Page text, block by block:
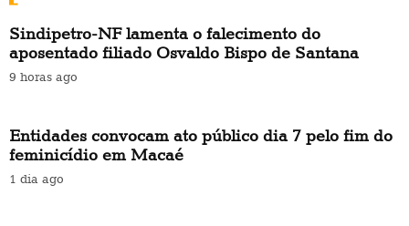
Sindipetro-NF lamenta o falecimento do
aposentado filiado Osvaldo Bispo de Santana
9 horas ago
Entidades convocam ato público dia 7 pelo fim do
feminicídio em Macaé
1 dia ago